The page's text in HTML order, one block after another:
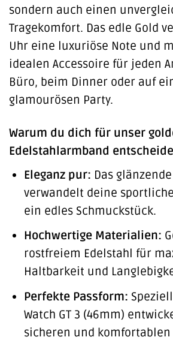
sondern auch einen
Tragekomfort. Das edle Gold
Uhr eine luxuriöse Note und
idealen Accessoire für jeden
Büro, beim Dinner oder auf
glamourösen Party.
Warum du dich für unser
Edelstahlarmband
Eleganz pur: Das
verwandelt deine
ein edles Schmuckstück.
Hochwertige Materialien:
rostfreiem Edelstahl für
Haltbarkeit und
Perfekte Passform:
Watch GT 3 (46mm)
sicheren und komfortablen